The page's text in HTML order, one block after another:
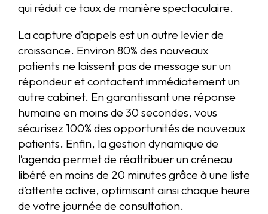
qui réduit ce taux de manière spectaculaire.
La capture d’appels est un autre levier de
croissance. Environ 80% des nouveaux
patients ne laissent pas de message sur un
répondeur et contactent immédiatement un
autre cabinet. En garantissant une réponse
humaine en moins de 30 secondes, vous
sécurisez 100% des opportunités de nouveaux
patients. Enfin, la gestion dynamique de
l’agenda permet de réattribuer un créneau
libéré en moins de 20 minutes grâce à une liste
d’attente active, optimisant ainsi chaque heure
de votre journée de consultation.